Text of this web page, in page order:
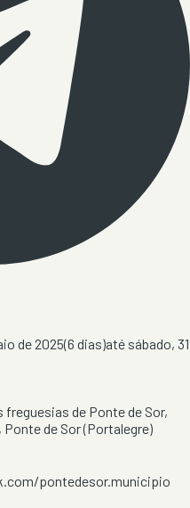
de 2025(6 dias)até sábado, 31
freguesias de Ponte de Sor,
Ponte de Sor(Portalegre)
pontedesor.municipio